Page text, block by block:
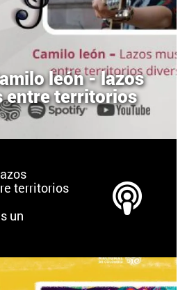
león - lazos
entre territorios
territorios
un
salió de